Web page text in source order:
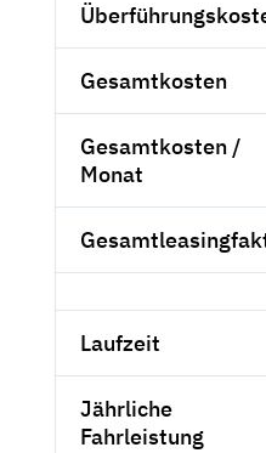
Gesamtkosten
Gesamtkosten /
Monat
Laufzeit
Jährliche
Fahrleistung